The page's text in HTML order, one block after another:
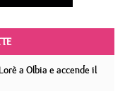
a Olbia e accende il